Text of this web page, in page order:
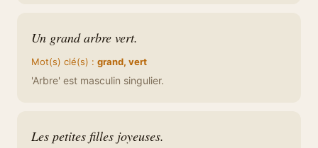
Un grand arbre vert.
Mot(s) clé(s) : grand, vert
'Arbre' est masculin singulier.
Les petites filles joyeuses.